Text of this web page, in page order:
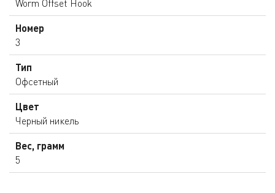
Worm Offset Hook
Номер
3
Тип
Офсетный
Цвет
Черный никель
Вес, грамм
5